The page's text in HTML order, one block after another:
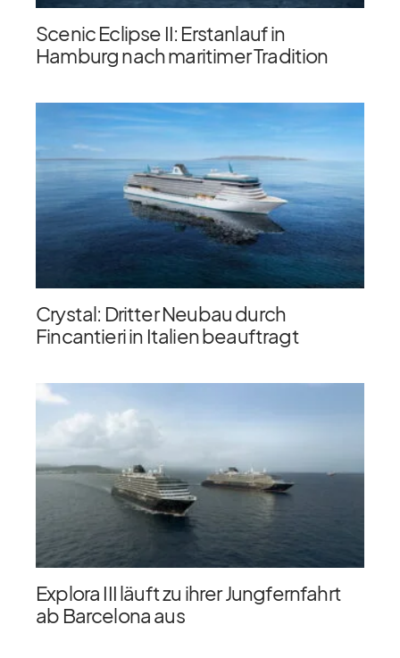
Scenic Eclipse II: Erstanlauf in
Hamburg nach maritimer Tradition
Crystal: Dritter Neubau durch
Fincantieri in Italien beauftragt
Explora III läuft zu ihrer Jungfernfahrt
ab Barcelona aus